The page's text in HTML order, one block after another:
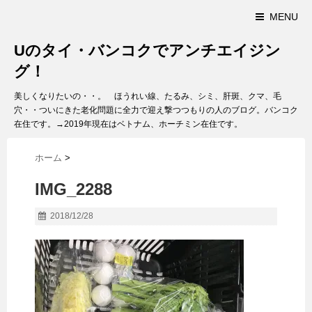
MENU
Uのタイ・バンコクでアンチエイジン
グ！
美しくなりたいの・・。 ほうれい線、たるみ、シミ、肝斑、クマ、毛
穴・・ついにきた老化問題に全力で迎え撃つつもりの人のブログ。バンコク
在住です。→2019年現在はベトナム、ホーチミン在住です。
ホーム >
IMG_2288
2018/12/28